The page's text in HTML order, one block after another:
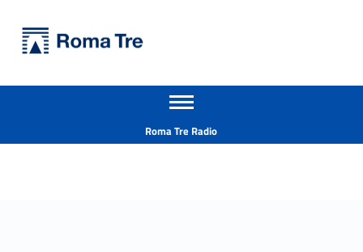
Prof. GUIDO GENTILE insegnamenti - Università Roma Tre
Apri il menu secondario
Roma Tre Radio